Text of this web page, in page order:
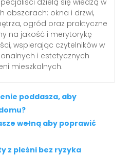
dzielą się wiedzą w
obszarach: okna i drzwi,
ogród oraz praktyczne
na jakość i merytorykę
wspierając czytelników w
i estetycznych
mieszkalnych.
poddasza, aby
wełną aby poprawić
z pleśni bez ryzyka